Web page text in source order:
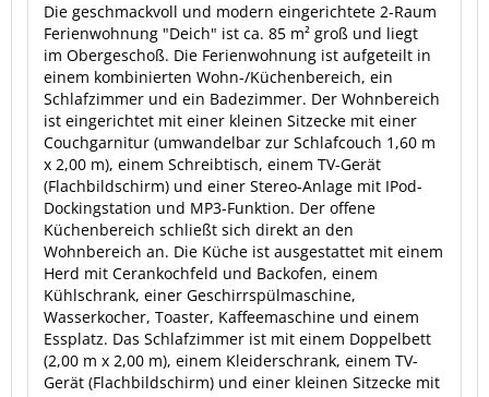
Die geschmackvoll und modern eingerichtete 2-Raum
Ferienwohnung "Deich" ist ca. 85 m² groß und liegt
im Obergeschoß. Die Ferienwohnung ist aufgeteilt in
einem kombinierten Wohn-/Küchenbereich, ein
Schlafzimmer und ein Badezimmer. Der Wohnbereich
ist eingerichtet mit einer kleinen Sitzecke mit einer
Couchgarnitur (umwandelbar zur Schlafcouch 1,60 m
x 2,00 m), einem Schreibtisch, einem TV-Gerät
(Flachbildschirm) und einer Stereo-Anlage mit IPod-
Dockingstation und MP3-Funktion. Der offene
Küchenbereich schließt sich direkt an den
Wohnbereich an. Die Küche ist ausgestattet mit einem
Herd mit Cerankochfeld und Backofen, einem
Kühlschrank, einer Geschirrspülmaschine,
Wasserkocher, Toaster, Kaffeemaschine und einem
Essplatz. Das Schlafzimmer ist mit einem Doppelbett
(2,00 m x 2,00 m), einem Kleiderschrank, einem TV-
Gerät (Flachbildschirm) und einer kleinen Sitzecke mit